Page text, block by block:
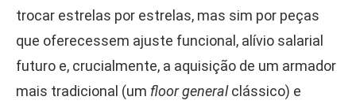
trocar estrelas por estrelas, mas sim por peças
que oferecessem ajuste funcional, alívio salarial
futuro e, crucialmente, a aquisição de um armador
mais tradicional (um floor generalclássico) e